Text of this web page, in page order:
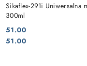
Sikaflex-291i Uniwersalna
300ml
Cena:
51.00
Cena:
51.00